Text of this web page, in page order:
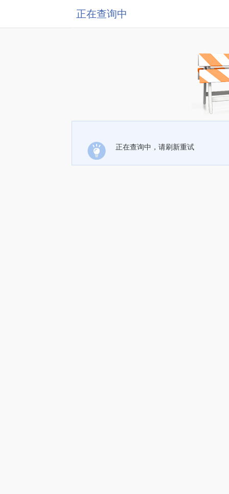
正在查询中
正在查询中，请刷新重试